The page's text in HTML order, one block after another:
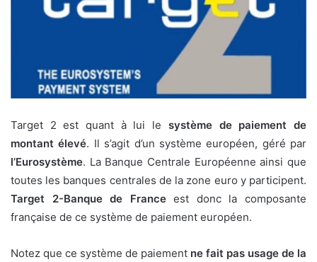
Target 2 est quant à lui le système de paiement de
montant élevé. Il s’agit d’un système européen, géré par
l’Eurosystème. La Banque Centrale Européenne ainsi que
toutes les banques centrales de la zone euro y participent.
Target 2-Banque de Franceest donc la composante
française de ce système de paiement européen.
Notez que ce système de paiement ne fait pas usage de la